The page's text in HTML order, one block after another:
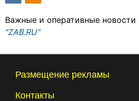
Важные и оперативные новости
"ZAB.RU"
Размещение рекламы
Контакты